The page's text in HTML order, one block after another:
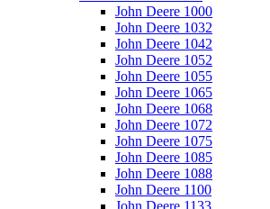
John Deere 1000
John Deere 1032
John Deere 1042
John Deere 1052
John Deere 1055
John Deere 1065
John Deere 1068
John Deere 1072
John Deere 1075
John Deere 1085
John Deere 1088
John Deere 1100
John Deere 1133